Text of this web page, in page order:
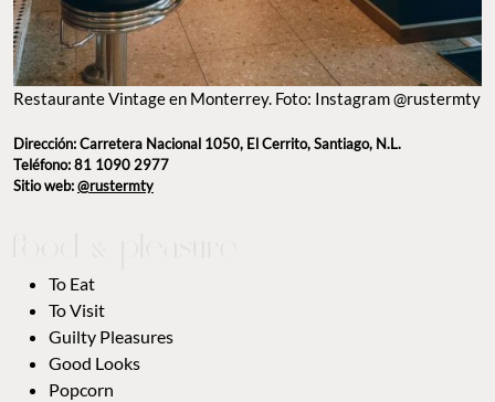
Restaurante Vintage en Monterrey. Foto: Instagram @rustermty
Dirección: Carretera Nacional 1050, El Cerrito, Santiago, N.L.
Teléfono: 81 1090 2977
Sitio web:@rustermty
To Eat
To Visit
Guilty Pleasures
Good Looks
Popcorn